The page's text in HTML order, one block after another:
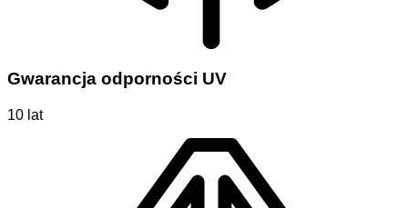
Gwarancja odporności UV
10 lat